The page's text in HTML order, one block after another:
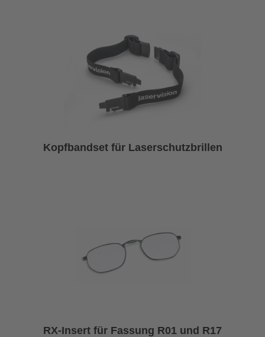
Kopfbandset für Laserschutzbrillen
RX-Insert für Fassung R01 und R17